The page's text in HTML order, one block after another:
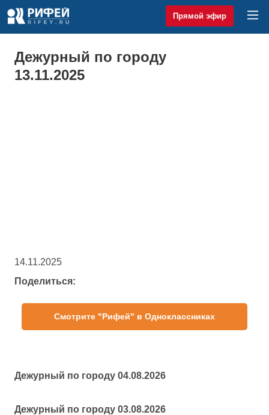
Прямой эфир
Дежурный по городу
13.11.2025
14.11.2025
Поделиться:
Смотрите "Рифей" в Одноклассниках
Дежурный по городу 04.08.2026
Дежурный по городу 03.08.2026